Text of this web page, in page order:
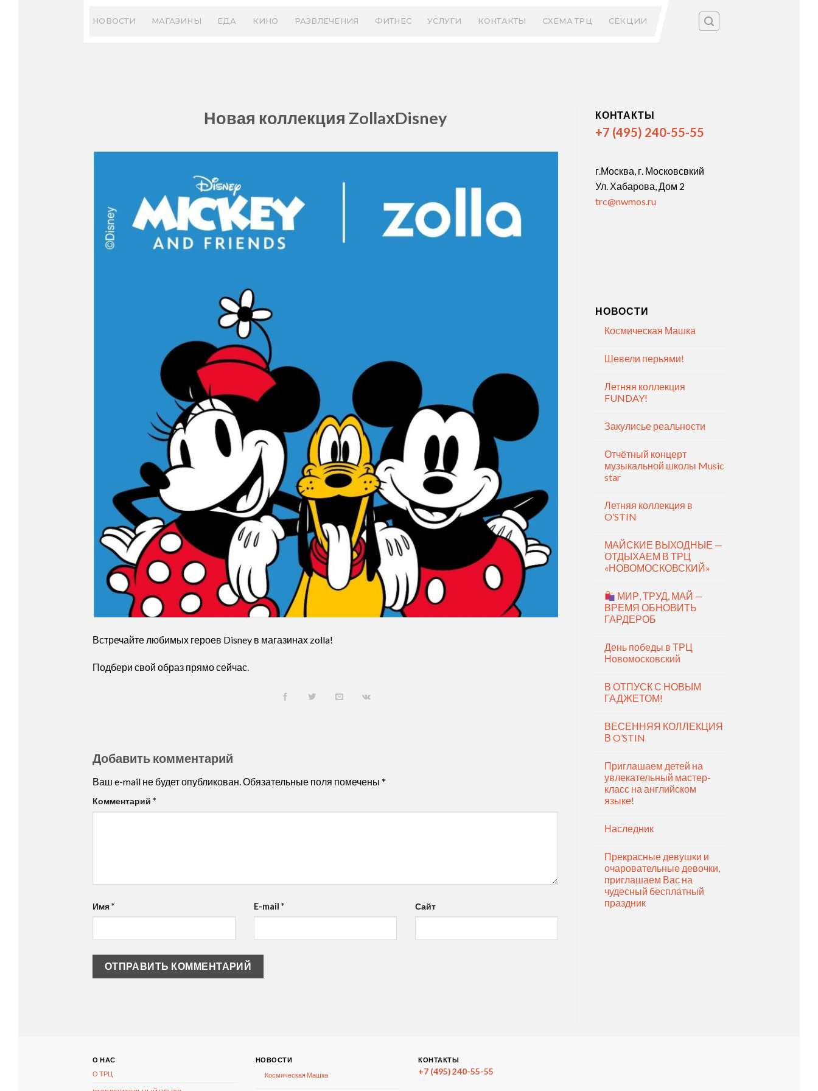
НОВОСТИ МАГАЗИНЫ ЕДА КИНО РАЗВЛЕЧЕНИЯ ФИТНЕС УСЛУГИ КОНТАКТЫ СХЕМА ТРЦ СЕКЦИИ
Новая коллекция ZollaхDisney
Встречайте любимых героев Disney в магазинах zolla!
Подбери свой образ прямо сейчас.
Добавить комментарий
Ваш e-mail не будет опубликован.Обязательные поля помечены *
Комментарий *
Имя* E-mail * Сайт
КОНТАКТЫ
+7 (495) 240-55-55
г.Москва, г. Московсвкий
Ул. Хабарова, Дом 2
trc@nwmos.ru
НОВОСТИ
Космическая Машка
Шевели перьями!
Летняя коллекция
FUNDAY!
Закулисье реальности
Отчётный концерт
музыкальной школы Music
star
Летняя коллекция в
O’STIN
МАЙСКИЕ ВЫХОДНЫЕ —
ОТДЫХАЕМ В ТРЦ
«НОВОМОСКОВСКИЙ»
МИР, ТРУД, МАЙ —
ВРЕМЯ ОБНОВИТЬ
ГАРДЕРОБ
День победы в ТРЦ
Новомосковский
В ОТПУСК С НОВЫМ
ГАДЖЕТОМ!
ВЕСЕННЯЯ КОЛЛЕКЦИЯ
В O’STIN
Приглашаем детей на
увлекательный мастер-
класс на английском
языке!
Наследник
Прекрасные девушки и
очаровательные девочки,
приглашаем Вас на
чудесный бесплатный
праздник
О НАС
О ТРЦ
НОВОСТИ
Космическая Машка
КОНТАКТЫ
+7 (495) 240-55-55